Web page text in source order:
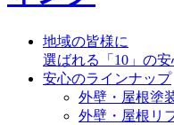
地域の皆様に
選ばれる「10」の安
安心のラインナップ
外壁・屋根塗
外壁・屋根リ